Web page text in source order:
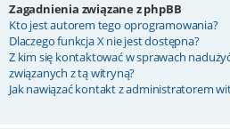
Zagadnienia związane z phpBB
Kto jest autorem tego oprogramowania?
Dlaczego funkcja X nie jest dostępna?
Z kim się kontaktować w sprawach
związanych z tą witryną?
Jak nawiązać kontakt z administratorem